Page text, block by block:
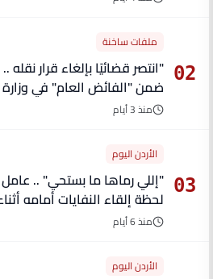
02
ملفات ساخنة
ضمن "الفائض العام" في
منذ 3 أيام
03
الأردن اليوم
"إللي
لحظة إلقاء النفايات أمامه
منذ 6 أيام
الأردن اليوم